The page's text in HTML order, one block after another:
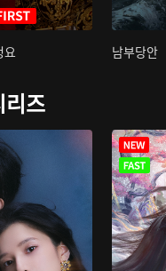
요 남부당안
즈